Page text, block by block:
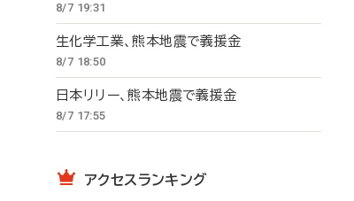
8/7 19:31
生化学工業、熊本地震で義援金
8/7 18:50
日本リリー、熊本地震で義援金
8/7 17:55
アクセスランキング